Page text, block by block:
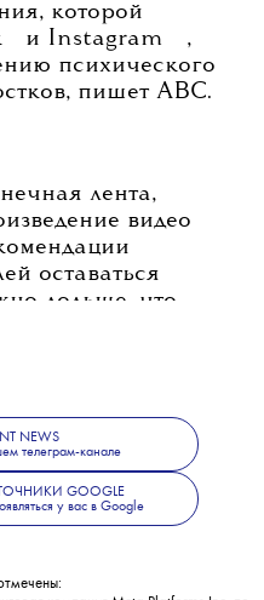
которой
и Instagram
,
психического
пишет ABC.
лента,
видео
оставаться
дольше, что
и расстройствам
согласились
его обжаловать.
NEWS
телеграм-канале
GOOGLE
у вас в Google